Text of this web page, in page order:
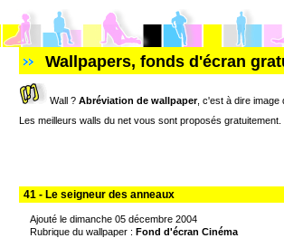
Wallpapers, fonds d'écran
Wall ? Abréviation de wallpaper, c'est à dire image
Les meilleurs walls du net vous sont proposés
41 - Le seigneur des anneaux
Ajouté le dimanche 05 décembre 2004
Rubrique du wallpaper : Fond d'écran Cinéma